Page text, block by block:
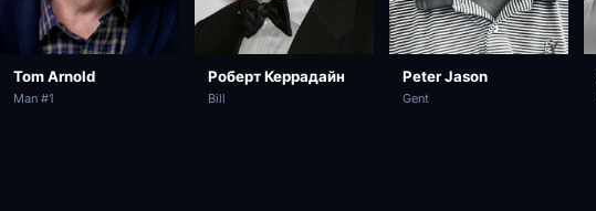
Tom Arnold
Man #1
Роберт Керрадайн
Bill
Peter Jason
Gent